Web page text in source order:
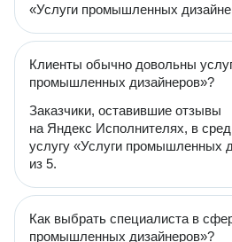
«Услуги промышленных
Клиенты обычно довольны
промышленных дизайнеров»?
Заказчики, оставившие отзывы
на Яндекс Исполнителях, в
услугу «Услуги промышленных
из 5.
Как выбрать специалиста в
промышленных дизайнеров»?